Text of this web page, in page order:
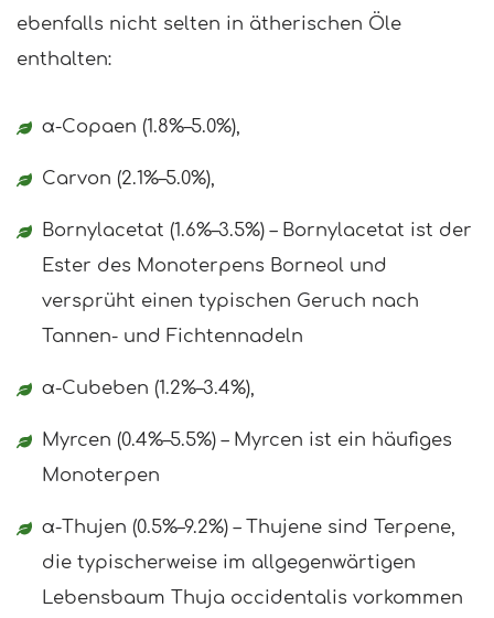
ebenfalls nicht selten in ätherischen Öle
enthalten:
α-Copaen (1.8%–5.0%),
Carvon (2.1%–5.0%),
Bornylacetat (1.6%–3.5%) – Bornylacetat ist der
Ester des Monoterpens Borneol und
versprüht einen typischen Geruch nach
Tannen- und Fichtennadeln
α-Cubeben (1.2%–3.4%),
Myrcen (0.4%–5.5%) – Myrcen ist ein häufiges
Monoterpen
α-Thujen (0.5%–9.2%) – Thujene sind Terpene,
die typischerweise im allgegenwärtigen
Lebensbaum Thuja occidentalis vorkommen